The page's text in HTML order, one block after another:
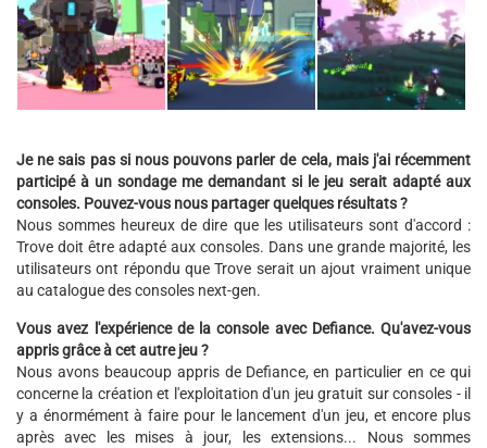
Je ne sais pas si nous pouvons parler de cela, mais j'ai récemment
participé à un sondage me demandant si le jeu serait adapté aux
consoles. Pouvez-vous nous partager quelques résultats ?
Nous sommes heureux de dire que les utilisateurs sont d'accord :
Trove doit être adapté aux consoles. Dans une grande majorité, les
utilisateurs ont répondu que Trove serait un ajout vraiment unique
au catalogue des consoles next-gen.
Vous avez l'expérience de la console avec Defiance. Qu'avez-vous
appris grâce à cet autre jeu ?
Nous avons beaucoup appris de Defiance, en particulier en ce qui
concerne la création et l'exploitation d'un jeu gratuit sur consoles - il
y a énormément à faire pour le lancement d'un jeu, et encore plus
après avec les mises à jour, les extensions... Nous sommes